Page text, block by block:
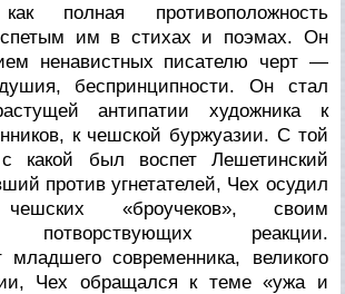
полная противоположность
им в стихах и поэмах. Он
ненавистных писателю черт —
беспринципности. Он стал
антипатии художника к
к чешской буржуазии. С той
какой был воспет Лешетинский
против угнетателей, Чех осудил
чешских «броучеков», своим
потворствующих реакции.
современника, великого
Чех обращался к теме «ужа и